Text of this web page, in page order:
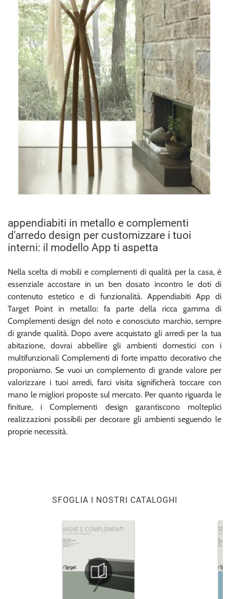
appendiabiti in metallo e complementi
d'arredo design per customizzare i tuoi
interni: il modello App ti aspetta
Nella scelta di mobili e complementi di qualità per la casa, è
essenziale accostare in un ben dosato incontro le doti di
contenuto estetico e di funzionalità. Appendiabiti App di
Target Point in metallo: fa parte della ricca gamma di
Complementi design del noto e conosciuto marchio, sempre
di grande qualità. Dopo avere acquistato gli arredi per la tua
abitazione, dovrai abbellire gli ambienti domestici con i
multifunzionali Complementi di forte impatto decorativo che
proponiamo. Se vuoi un complemento di grande valore per
valorizzare i tuoi arredi, farci visita significherà toccare con
mano le migliori proposte sul mercato. Per quanto riguarda le
finiture, i Complementi design garantiscono molteplici
realizzazioni possibili per decorare gli ambienti seguendo le
proprie necessità.
SFOGLIA I NOSTRI CATALOGHI